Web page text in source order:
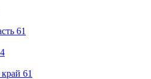
61
4
61